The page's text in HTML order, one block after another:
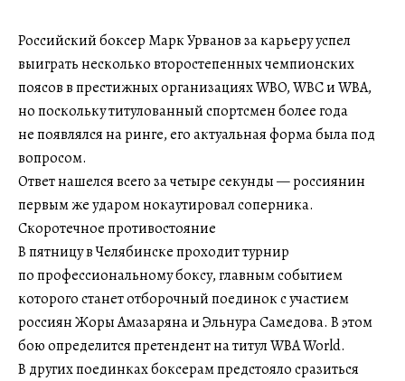
Российский боксер Марк Урванов за карьеру успел
выиграть несколько второстепенных чемпионских
поясов в престижных организациях WBO, WBC и WBA,
но поскольку титулованный спортсмен более года
не появлялся на ринге, его актуальная форма была под
вопросом.
Ответ нашелся всего за четыре секунды — россиянин
первым же ударом нокаутировал соперника.
Скоротечное противостояние
В пятницу в Челябинске проходит турнир
по профессиональному боксу, главным событием
которого станет отборочный поединок с участием
россиян Жоры Амазаряна и Эльнура Самедова. В этом
бою определится претендент на титул WBA World.
В других поединках боксерам предстояло сразиться